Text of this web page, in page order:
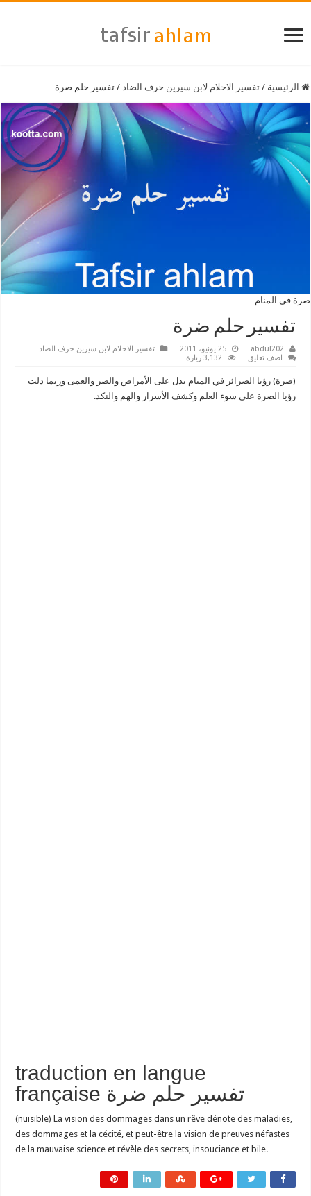
الرئيسية / تفسير الاحلام لابن سيرين حرف الضاد / تفسير حلم ضرة
ضرة في المنام
تفسير حلم ضرة
abdul202 25 يونيو، 2011
تفسير الاحلام لابن سيرين حرف الضاد
اضف تعليق
3,132 زيارة
(ضرة) رؤيا الضرائر في المنام تدل على الأمراض والضر والعمى وربما دلت
رؤيا الضرة على سوء العلم وكشف الأسرار والهم والنكد.
traduction en langue
française تفسير حلم ضرة
(nuisible) La vision des dommages dans un rêve dénote des maladies,
des dommages et la cécité, et peut-être la vision de preuves néfastes
de la mauvaise science et révèle des secrets, insouciance et bile.